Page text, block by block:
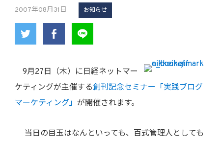
2007年08月31日 お知らせ
9月27日（木）に日経ネットマー
ケティングが主催する創刊記念セミナー「実践ブログ
マーケティング」 が開催されます。
当日の目玉はなんといっても、百式管理人としても